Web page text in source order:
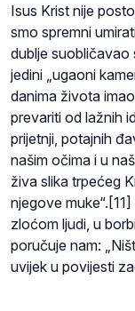
Isus Krist nije
smo spremni
dublje suobličavao
jedini „ugaoni
danima života
prevariti od lažnih
prijetnji, potajnih
našim očima i u
živa slika trpećeg
njegove
zloćom ljudi, u
poručuje nam:
uvijek u povijesti